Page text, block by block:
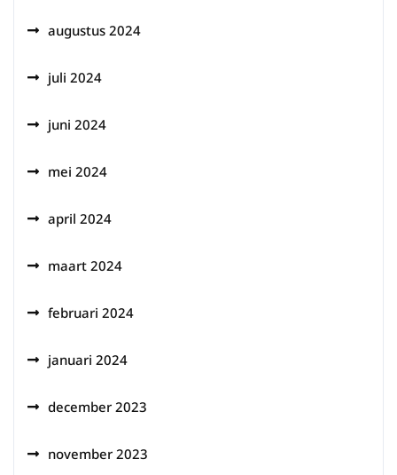
augustus 2024
juli 2024
juni 2024
mei 2024
april 2024
maart 2024
februari 2024
januari 2024
december 2023
november 2023